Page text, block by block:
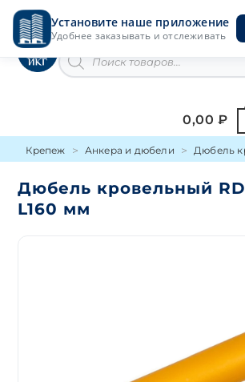
Установите наше приложение
Удобнее заказывать и отслеживать
Перейти
содержимомуИнструменты на
товаров
0,00₽
Крепеж Анкера и дюбели Дюбель
Дюбель кровельный
L160 мм